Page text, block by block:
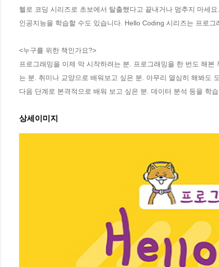
헬로 코딩 시리즈로 초보에서 탈출했다고 끝내거나 멈추지 마세
인공지능을 학습할 수도 있습니다. Hello Coding 시리즈는 프로그
<누구를 위한 책인가요?>
프로그래밍을 이제 막 시작하려는 분. 프로그래밍을 한 번도 해
는 분. 취미나 교양으로 배워보고 싶은 분. 아무리 열심히 해봐도
다음 단계로 본격적으로 배워 보고 싶은 분. 데이터 분석 등을 학
상세이미지